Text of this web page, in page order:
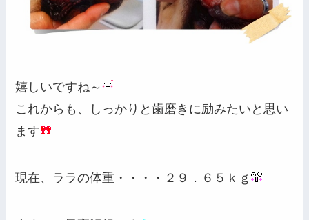
嬉しいですね～
これからも、しっかりと歯磨きに励みたいと思い
ます
現在、ララの体重・・・・２９．６５ｋｇ